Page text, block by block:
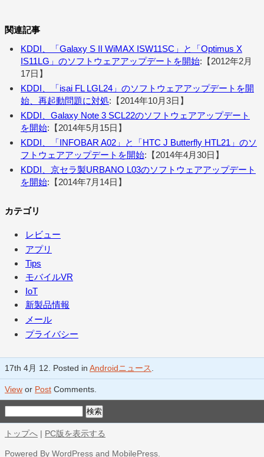
関連記事
KDDI、「Galaxy S II WiMAX ISW11SC」と「Optimus X
IS11LG」のソフトウェアアップデートを開始:【2012年2月
17日】
KDDI、「isai FL LGL24」のソフトウェアアップデートを開
始、再起動問題に対処:【2014年10月3日】
KDDI、Galaxy Note 3 SCL22のソフトウェアアップデート
を開始:【2014年5月15日】
KDDI、「INFOBAR A02」と「HTC J Butterfly HTL21」のソ
フトウェアアップデートを開始:【2014年4月30日】
KDDI、京セラ製URBANO L03のソフトウェアアップデート
を開始:【2014年7月14日】
カテゴリ
レビュー
アプリ
Tips
モバイルVR
IoT
新製品情報
メール
プライバシー
17th 4月 12. Posted in Androidニュース
View or Post Comments.
トップへ | PC版を表示する
Powered By WordPress and MobilePress